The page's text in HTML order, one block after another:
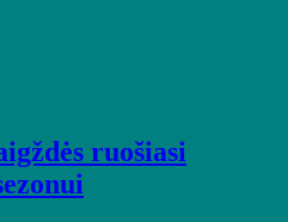
ruošiasi